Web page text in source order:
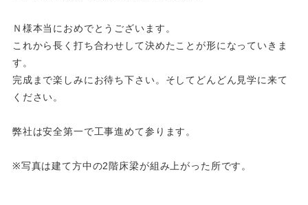
Ｎ様本当におめでとうございます。
これから長く打ち合わせして決めたことが形になっていきま
す。
完成まで楽しみにお待ち下さい。そしてどんどん見学に来て
ください。
弊社は安全第一で工事進めて参ります。
※写真は建て方中の2階床梁が組み上がった所です。